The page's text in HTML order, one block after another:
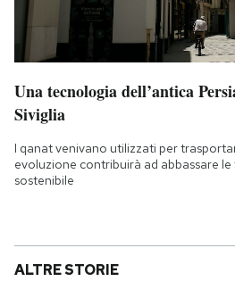
Una tecnologia dell’antica
Siviglia
I qanat venivano utilizzati per
evoluzione contribuirà ad abbassare
sostenibile
ALTRE STORIE